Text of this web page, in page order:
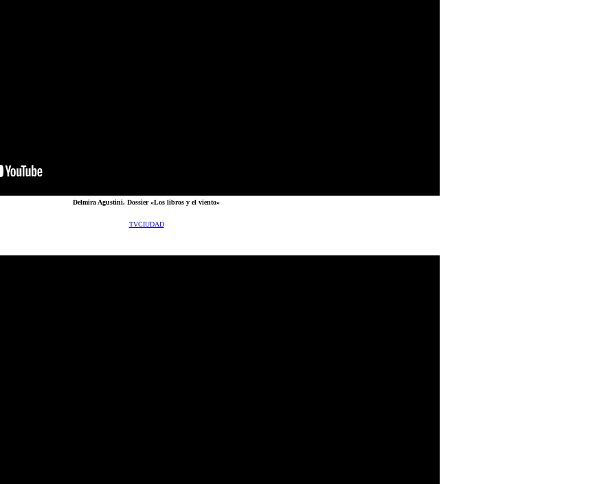
Delmira Agustini. Dossier «Los libros y el viento»
TVCIUDAD